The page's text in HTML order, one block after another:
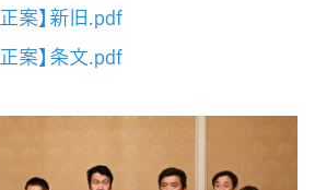
案】新旧.pdf
案】条文.pdf